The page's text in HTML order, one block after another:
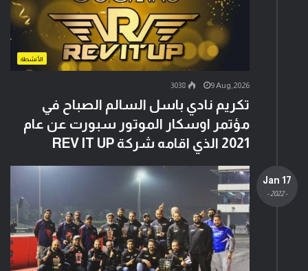
الأنشطة
9 Aug,2026
3038
تكريم نادي باسل السالم الصباح في
مؤتمر اوسكار الموتور سبورت عن عام
2021 الذي اقامه شركة REV IT UP
17 Jan
- 2022 -